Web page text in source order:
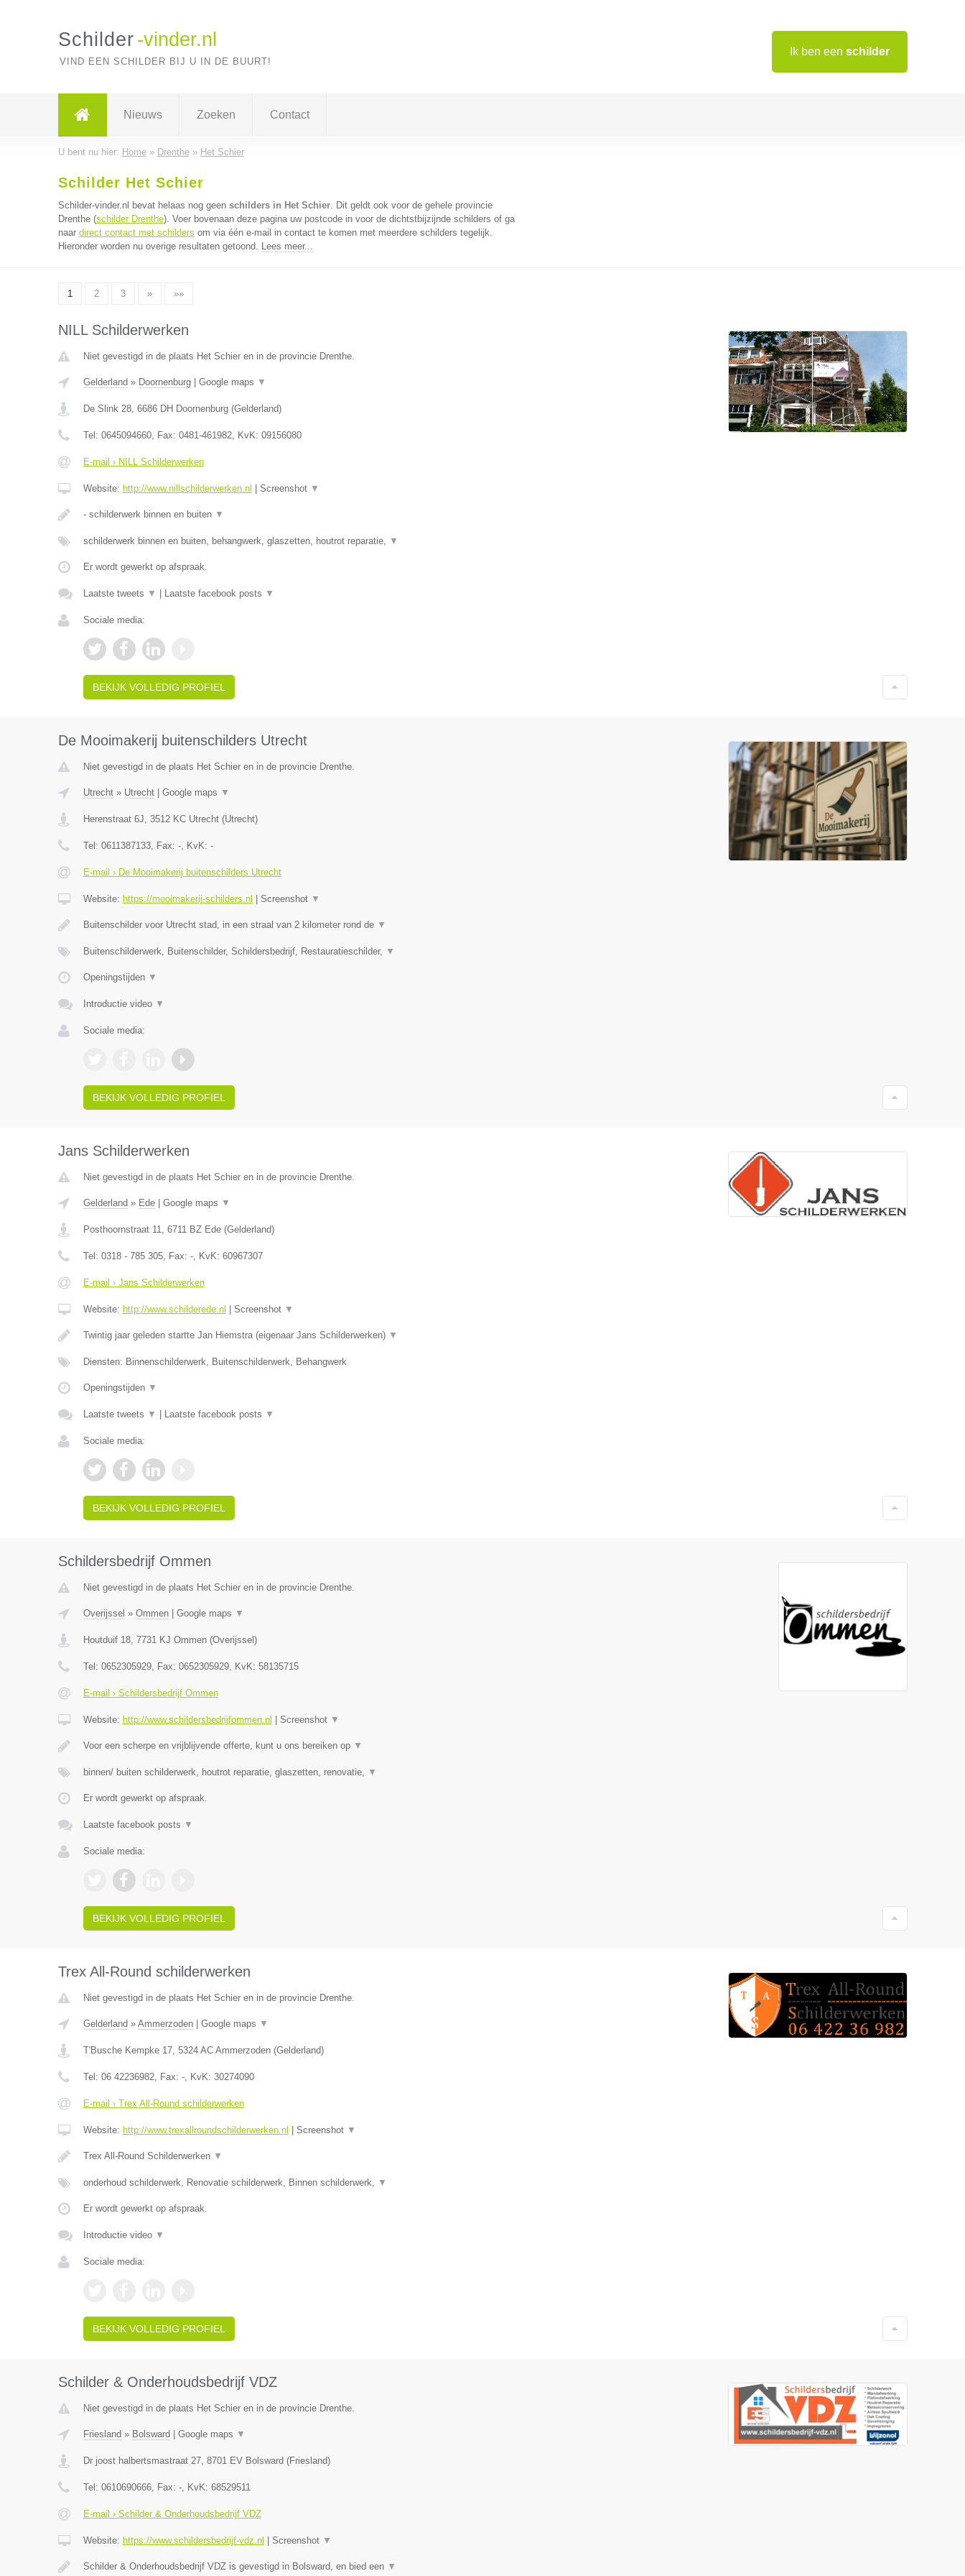
Ik ben een schilder
Schilder -vinder.nl
VIND EEN SCHILDER BIJ U IN DE BUURT!
Nieuws Zoeken Contact
U bent nu hier: Home» Drenthe» Het Schier
Schilder Het Schier
Schilder-vinder.nl bevat helaas nog geen schilders in Het Schier. Dit geldt ook voor de gehele provincie
Drenthe (schilder Drenthe). Voer bovenaan deze pagina uw postcode in voor de dichtstbijzijnde schilders of ga
naar direct contact met schilders om via één e-mail in contact te komen met meerdere schilders tegelijk.
Hieronder worden nu overige resultaten getoond. Lees meer...
1 2 3 » »»
NILL Schilderwerken
Niet gevestigd in de plaats Het Schier en in de provincie Drenthe.
Gelderland » Doornenburg| Google maps ▼
De Slink 28, 6686 DH Doornenburg(Gelderland)
Tel: 0645094660, Fax: 0481-461982, KvK: 09156080
E-mail › NILL Schilderwerken
Website: http://www.nillschilderwerken.nl Screenshot ▼
- schilderwerk binnen en buiten ▼
schilderwerk binnen en buiten, behangwerk, glaszetten, houtrot reparatie, ▼
Er wordt gewerkt op afspraak.
Laatste tweets ▼ Laatste facebook posts ▼
Sociale media:
BEKIJK VOLLEDIG PROFIEL
De Mooimakerij buitenschilders Utrecht
Niet gevestigd in de plaats Het Schier en in de provincie Drenthe.
Utrecht» Utrecht| Google maps ▼
Herenstraat 6J, 3512 KC Utrecht(Utrecht)
Tel: 0611387133, Fax: -, KvK: -
E-mail › De Mooimakerij buitenschilders Utrecht
Website: https://mooimakerij-schilders.nl Screenshot ▼
Buitenschilder voor Utrecht stad, in een straal van 2 kilometer rond de ▼
Buitenschilderwerk, Buitenschilder, Schildersbedrijf, Restauratieschilder, ▼
Openingstijden ▼
Introductie video ▼
Sociale media:
BEKIJK VOLLEDIG PROFIEL
Jans Schilderwerken
Niet gevestigd in de plaats Het Schier en in de provincie Drenthe.
Gelderland » Ede| Google maps ▼
Posthoornstraat 11, 6711 BZ Ede(Gelderland)
Tel: 0318 - 785 305, Fax: -, KvK: 60967307
E-mail › Jans Schilderwerken
Website: http://www.schilderede.nl Screenshot ▼
Twintig jaar geleden startte Jan Hiemstra (eigenaar Jans Schilderwerken) ▼
Diensten: Binnenschilderwerk, Buitenschilderwerk, Behangwerk
Openingstijden ▼
Laatste tweets ▼ Laatste facebook posts ▼
Sociale media:
BEKIJK VOLLEDIG PROFIEL
Schildersbedrijf Ommen
Niet gevestigd in de plaats Het Schier en in de provincie Drenthe.
Overijssel » Ommen| Google maps ▼
Houtduif 18, 7731 KJ Ommen(Overijssel )
Tel: 0652305929, Fax: 0652305929, KvK: 58135715
E-mail › Schildersbedrijf Ommen
Website: http://www.schildersbedrijfommen.nl Screenshot ▼
Voor een scherpe en vrijblijvende offerte, kunt u ons bereiken op ▼
binnen/ buiten schilderwerk, houtrot reparatie, glaszetten, renovatie, ▼
Er wordt gewerkt op afspraak.
Laatste facebook posts ▼
Sociale media:
BEKIJK VOLLEDIG PROFIEL
Trex All-Round schilderwerken
Niet gevestigd in de plaats Het Schier en in de provincie Drenthe.
Gelderland » Ammerzoden| Google maps ▼
T'Busche Kempke 17, 5324 AC Ammerzoden(Gelderland)
Tel: 06 42236982, Fax: -, KvK: 30274090
E-mail › Trex All-Round schilderwerken
Website: http://www.trexallroundschilderwerken.nl Screenshot ▼
Trex All-Round Schilderwerken ▼
onderhoud schilderwerk, Renovatie schilderwerk, Binnen schilderwerk, ▼
Er wordt gewerkt op afspraak.
Introductie video ▼
Sociale media:
BEKIJK VOLLEDIG PROFIEL
Schilder & Onderhoudsbedrijf VDZ
Niet gevestigd in de plaats Het Schier en in de provincie Drenthe.
Friesland » Bolsward Google maps ▼
Dr joost halbertsmastraat 27, 8701 EV Bolsward (Friesland)
Tel: 0610690666, Fax: -, KvK: 68529511
E-mail › Schilder & Onderhoudsbedrijf VDZ
Website: https://www.schildersbedrijf-vdz.nl Screenshot ▼
Schilder & Onderhoudsbedrijf VDZ is gevestigd in Bolsward, en bied een ▼